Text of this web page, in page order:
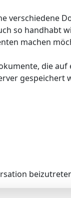
verschiedene
so handhabt
machen
die
gespeichert